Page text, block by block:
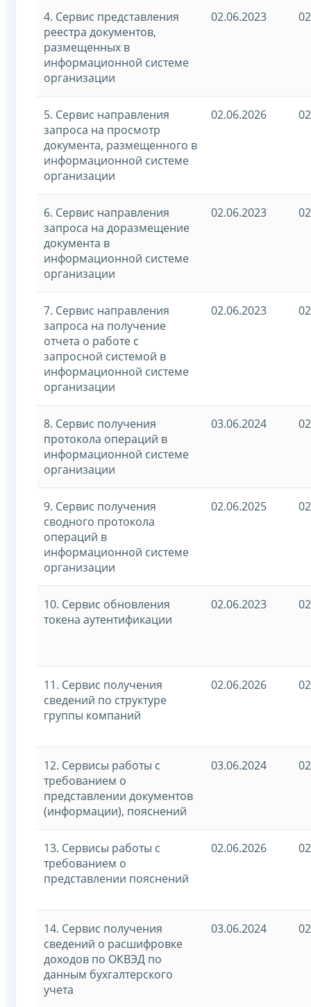
4. Сервис представления
реестра документов,
размещенных в
информационной системе
организации
02.06.2023
5. Сервис направления
запроса на просмотр
документа, размещенного в
информационной системе
организации
02.06.2026
6. Сервис направления
запроса на доразмещение
документа в
информационной системе
организации
02.06.2023
7. Сервис направления
запроса на получение
отчета о работе с
запросной системой в
информационной системе
организации
02.06.2023
8. Сервис получения
протокола операций в
информационной системе
организации
03.06.2024
9. Сервис получения
сводного протокола
операций в
информационной системе
организации
02.06.2025
10. Сервис обновления
токена аутентификации
02.06.2023
11. Сервис получения
сведений по структуре
группы компаний
02.06.2026
12. Сервисы работы с
требованием о
представлении документов
(информации), пояснений
03.06.2024
13. Сервисы работы с
требованием о
представлении пояснений
02.06.2026
14. Сервис получения
сведений о расшифровке
доходов по ОКВЭД по
данным бухгалтерского
учета
03.06.2024